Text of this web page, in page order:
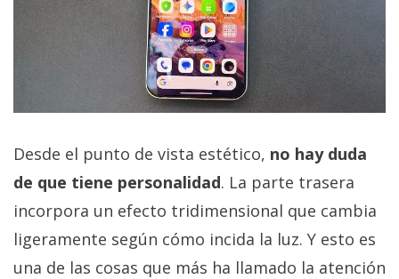
Desde el punto de vista estético, no hay duda
de que tiene personalidad. La parte trasera
incorpora un efecto tridimensional que cambia
ligeramente según cómo incida la luz. Y esto es
una de las cosas que más ha llamado la atención